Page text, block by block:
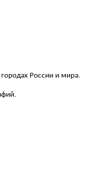
России и мира.